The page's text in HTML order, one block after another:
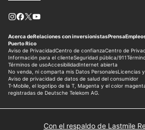
Con el respaldo de Lastmile